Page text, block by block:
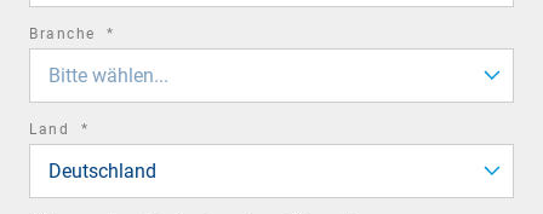
Branche *
Bitte wählen...
Land *
Deutschland